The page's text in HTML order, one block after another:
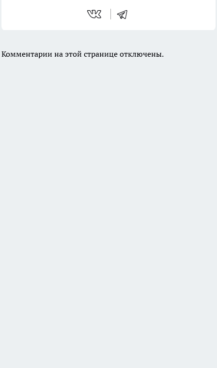
Комментарии на этой странице отключены.